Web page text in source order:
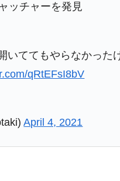
ッチャーを発見
いててもやらなかった
qRtEFsI8bV
April 4, 2021